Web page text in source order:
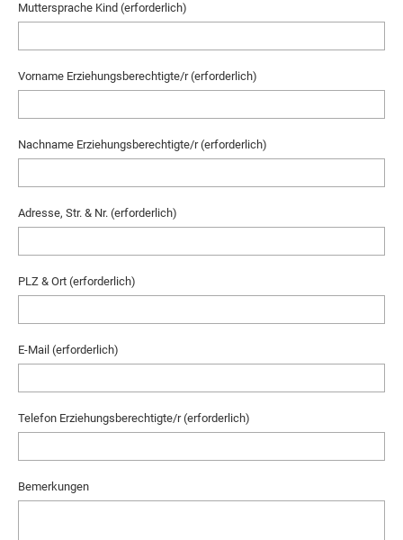
Muttersprache Kind (erforderlich)
Vorname Erziehungsberechtigte/r (erforderlich)
Nachname Erziehungsberechtigte/r (erforderlich)
Adresse, Str. & Nr. (erforderlich)
PLZ & Ort (erforderlich)
E-Mail (erforderlich)
Telefon Erziehungsberechtigte/r (erforderlich)
Bemerkungen